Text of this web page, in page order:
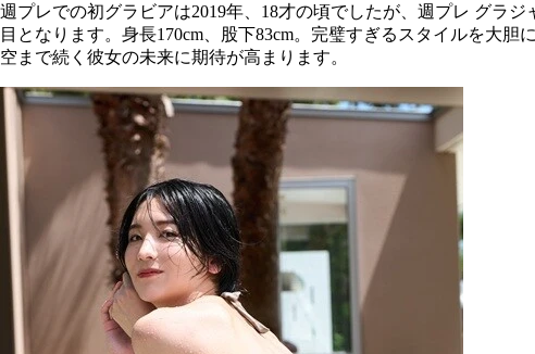
週プレでの初グラビアは2019年、18才の頃でしたが、週プレ グラ
目となります。身長170cm、股下83cm。完璧すぎるスタイルを大
空まで続く彼女の未来に期待が高まります。